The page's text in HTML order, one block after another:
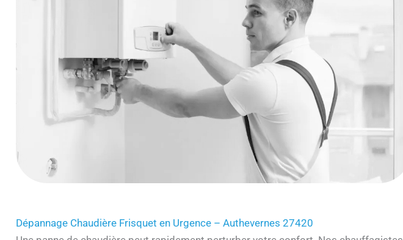
Dépannage Chaudière Frisquet en Urgence – Authevernes 27420